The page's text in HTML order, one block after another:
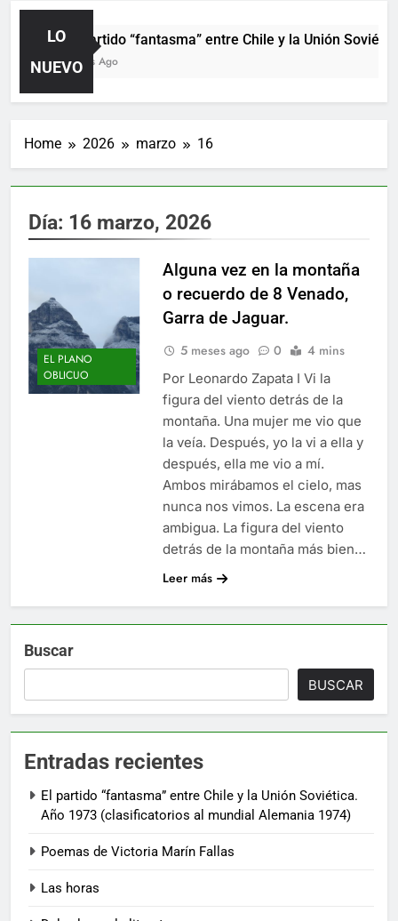
LO
NUEVO
El partido “fantasma” entre Chile y la Unión
2 Días Ago
Home 2026 marzo 16
Día: 16 marzo, 2026
EL PLANO
OBLICUO
Alguna vez en la montaña
o recuerdo de 8 Venado,
Garra de Jaguar.
5 meses ago 0 4 mins
Por Leonardo Zapata I Vi la
figura del viento detrás de la
montaña. Una mujer me vio que
la veía. Después, yo la vi a ella y
después, ella me vio a mí.
Ambos mirábamos el cielo, mas
nunca nos vimos. La escena era
ambigua. La figura del viento
detrás de la montaña más bien…
Leer más
Buscar
BUSCAR
Entradas recientes
El partido “fantasma” entre Chile y la Unión Soviética.
Año 1973 (clasificatorios al mundial Alemania 1974)
Poemas de Victoria Marín Fallas
Las horas